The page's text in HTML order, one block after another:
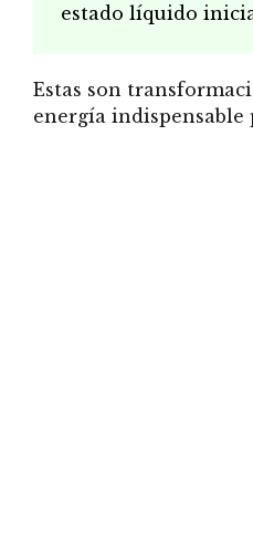
estado líquido
Estas son
energía indispensable